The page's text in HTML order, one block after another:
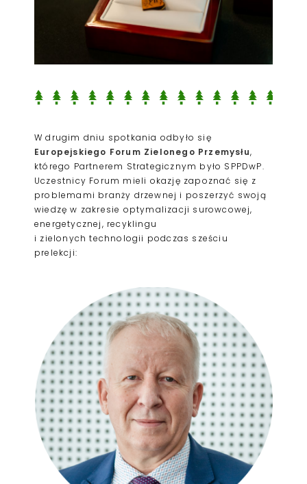
W drugim dniu spotkania odbyło się
Europejskiego Forum Zielonego Przemysłu,
którego Partnerem Strategicznym było SPPDwP.
Uczestnicy Forum mieli okazję zapoznać się z
problemami branży drzewnej i poszerzyć swoją
wiedzę w zakresie optymalizacji surowcowej,
energetycznej, recyklingu
i zielonych technologii podczas sześciu
prelekcji: